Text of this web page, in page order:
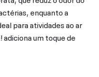
enquanto a
para atividades ao ar
adiciona um toque de